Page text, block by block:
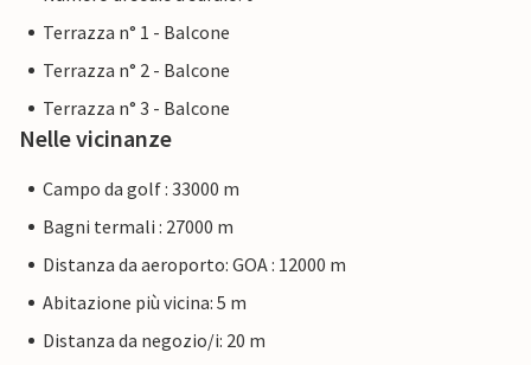
Terrazza n° 1 - Balcone
Terrazza n° 2 - Balcone
Terrazza n° 3 - Balcone
Nelle vicinanze
Campo da golf : 33000 m
Bagni termali : 27000 m
Distanza da aeroporto: GOA : 12000 m
Abitazione più vicina: 5 m
Distanza da negozio/i: 20 m